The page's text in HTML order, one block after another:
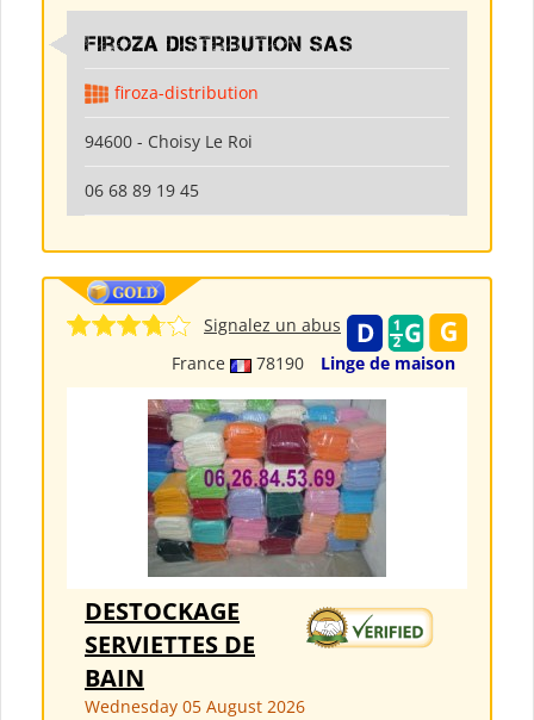
Firoza Distribution SAS
firoza-distribution
94600 - Choisy Le Roi
06 68 89 19 45
France 78190 Linge de maison
Signalez un abus
DESTOCKAGE
SERVIETTES DE
BAIN
Wednesday 05 August 2026